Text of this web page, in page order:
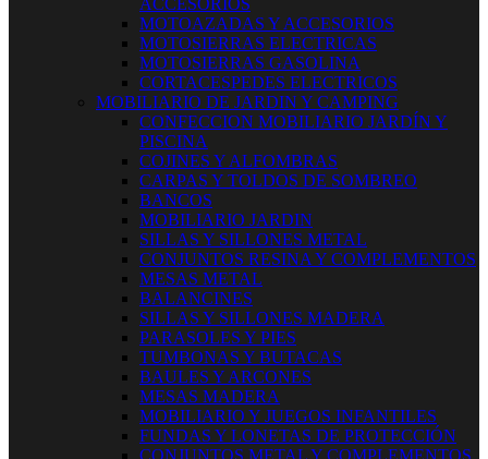
ACCESORIOS
MOTOAZADAS Y ACCESORIOS
MOTOSIERRAS ELECTRICAS
MOTOSIERRAS GASOLINA
CORTACESPEDES ELECTRICOS
MOBILIARIO DE JARDIN Y CAMPING
CONFECCION MOBILIARIO JARDÍN Y
PISCINA
COJINES Y ALFOMBRAS
CARPAS Y TOLDOS DE SOMBREO
BANCOS
MOBILIARIO JARDIN
SILLAS Y SILLONES METAL
CONJUNTOS RESINA Y COMPLEMENTOS
MESAS METAL
BALANCINES
SILLAS Y SILLONES MADERA
PARASOLES Y PIES
TUMBONAS Y BUTACAS
BAULES Y ARCONES
MESAS MADERA
MOBILIARIO Y JUEGOS INFANTILES
FUNDAS Y LONETAS DE PROTECCIÓN
CONJUNTOS METAL Y COMPLEMENTOS